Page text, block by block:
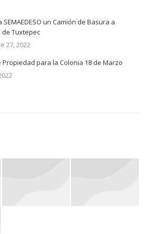
SEMAEDESO un Camión de Basura a
Tuxtepec
27, 2022
Propiedad para la Colonia 18 de Marzo